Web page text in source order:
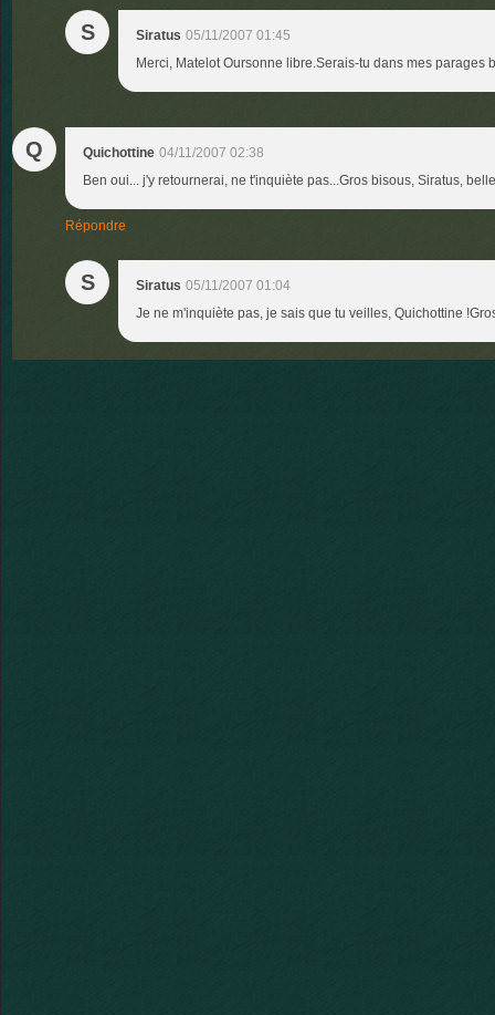
S Siratus 05/11/2007 01:45
Merci, Matelot Oursonne libre.Serais-tu dans mes parages
Q Quichottine 04/11/2007 02:38
Ben oui... j'y retournerai, ne t'inquiète pas...Gros bisous, Siratus,
Répondre
S Siratus 05/11/2007 01:04
Je ne m'inquiète pas, je sais que tu veilles, Quichottine